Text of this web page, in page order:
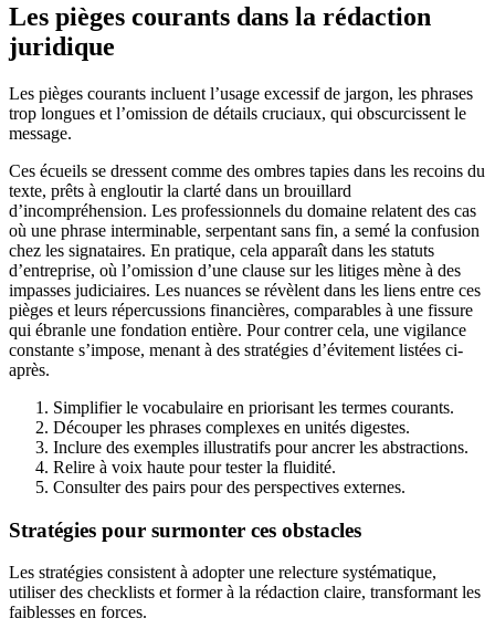
Les pièges courants dans la rédaction
juridique
Les pièges courants incluent l’usage excessif de jargon, les phrases
trop longues et l’omission de détails cruciaux, qui obscurcissent le
message.
Ces écueils se dressent comme des ombres tapies dans les recoins du
texte, prêts à engloutir la clarté dans un brouillard
d’incompréhension. Les professionnels du domaine relatent des cas
où une phrase interminable, serpentant sans fin, a semé la confusion
chez les signataires. En pratique, cela apparaît dans les statuts
d’entreprise, où l’omission d’une clause sur les litiges mène à des
impasses judiciaires. Les nuances se révèlent dans les liens entre ces
pièges et leurs répercussions financières, comparables à une fissure
qui ébranle une fondation entière. Pour contrer cela, une vigilance
constante s’impose, menant à des stratégies d’évitement listées ci-
après.
Simplifier le vocabulaire en priorisant les termes courants.
Découper les phrases complexes en unités digestes.
Inclure des exemples illustratifs pour ancrer les abstractions.
Relire à voix haute pour tester la fluidité.
Consulter des pairs pour des perspectives externes.
Stratégies pour surmonter ces obstacles
Les stratégies consistent à adopter une relecture systématique,
utiliser des checklists et former à la rédaction claire, transformant les
faiblesses en forces.